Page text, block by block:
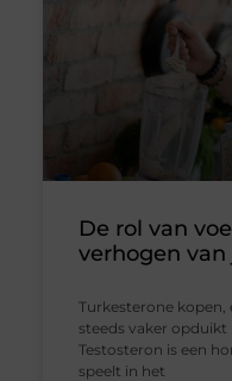
De rol van
verhogen
Turkesterone
steeds vaker opduikt
Testosteron is een
speelt in het